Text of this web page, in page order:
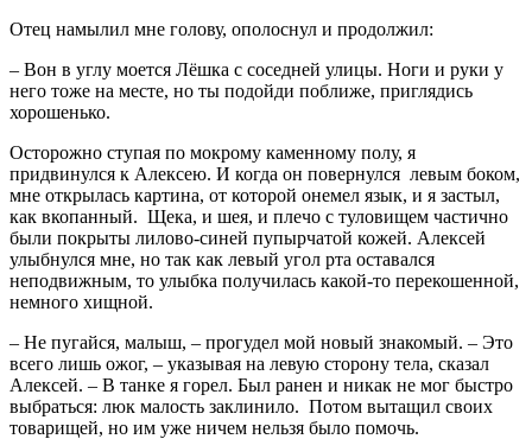
Отец намылил мне голову, ополоснул и продолжил:
– Вон в углу моется Лёшка с соседней улицы. Ноги и руки у
него тоже на месте, но ты подойди поближе, приглядись
хорошенько.
Осторожно ступая по мокрому каменному полу, я
придвинулся к Алексею. И когда он повернулся левым боком,
мне открылась картина, от которой онемел язык, и я застыл,
как вкопанный. Щека, и шея, и плечо с туловищем частично
были покрыты лилово-синей пупырчатой кожей. Алексей
улыбнулся мне, но так как левый угол рта оставался
неподвижным, то улыбка получилась какой-то перекошенной,
немного хищной.
– Не пугайся, малыш, – прогудел мой новый знакомый. – Это
всего лишь ожог, – указывая на левую сторону тела, сказал
Алексей. – В танке я горел. Был ранен и никак не мог быстро
выбраться: люк малость заклинило. Потом вытащил своих
товарищей, но им уже ничем нельзя было помочь.